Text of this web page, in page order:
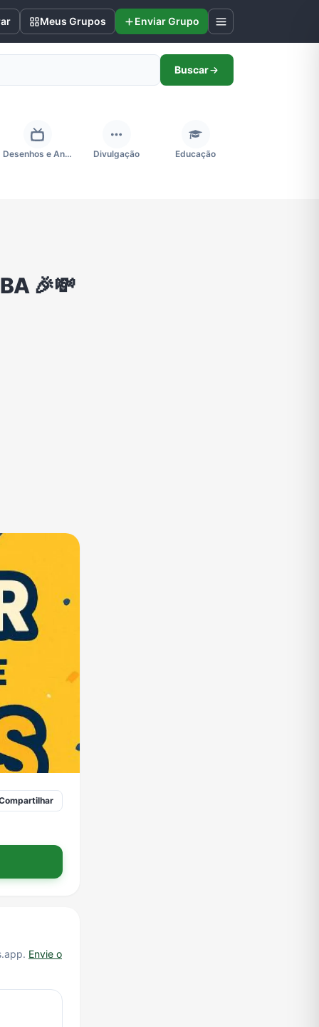
Meus Grupos Enviar Grupo
Buscar
Desenhos e Animes Divulgação Educação
🎉💸
Envie o